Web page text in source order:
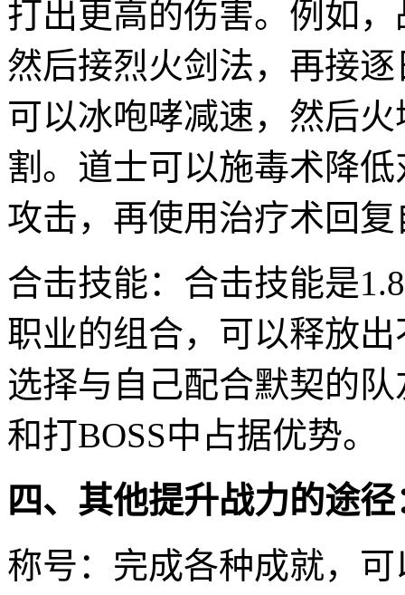
打出更高的伤害。例如
然后接烈火剑法，再接
可以冰咆哮减速，然后
割。道士可以施毒术降
攻击，再使用治疗术回
合击技能：合击技能是
职业的组合，可以释放
选择与自己配合默契的
和打BOSS中占据优势。
四、其他提升战力的途径
称号：完成各种成就，